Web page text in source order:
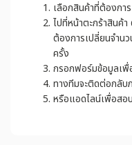
เลือกสินค้าที่ต้องกา
ไปที่หน้าตะกร้าสินค้
ต้องการเปลี่ยนจำน
ครั้ง
กรอกฟอร์มข้อมูลเพื่
ทางทีมจะติดต่อกลับ
หรือแอดไลน์เพื่อสอ